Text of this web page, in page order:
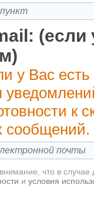
(если
у Вас
к
сообщений.
что в
и условия